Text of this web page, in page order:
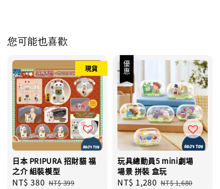
您可能也喜歡
現貨
日本 PRIPURA 招財貓 福
之介 組裝模型
Sale
NT$ 380 Regular
NT$ 399
優惠
玩具總動員5 mini劇場
場景 拼裝 盒玩
Sale
NT$ 1,280 Regular
NT$ 1,680